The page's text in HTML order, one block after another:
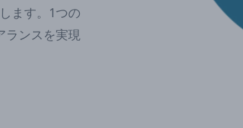
ます。1つの
ランスを実現